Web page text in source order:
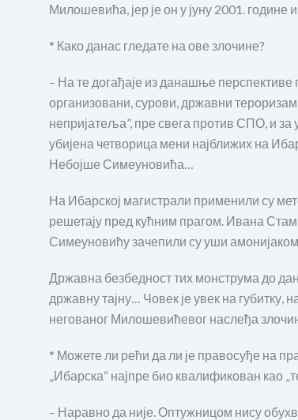
Милошевића, јер је он у јуну 2001. године
* Како данас гледате на ове злочине?
– На те догађаје из данашње перспективе
организовани, сурови, државни
непријатеља”, пре свега против СПО, и
убијена четворица мени најближих на
Небојше Симеуновића…
На Ибарској магистрали применили су
решетају пред кућним прагом. Ивана
Симеуновићу зачепили су уши
Државна безбедност тих монструма до
државну тајну… Човек је увек на губитку,
негованог Милошевићевог наслеђа
* Можете ли рећи да ли је правосуђе на
„Ибарска“ најпре био квалификован као
– Наравно да није. Оптужницом нису